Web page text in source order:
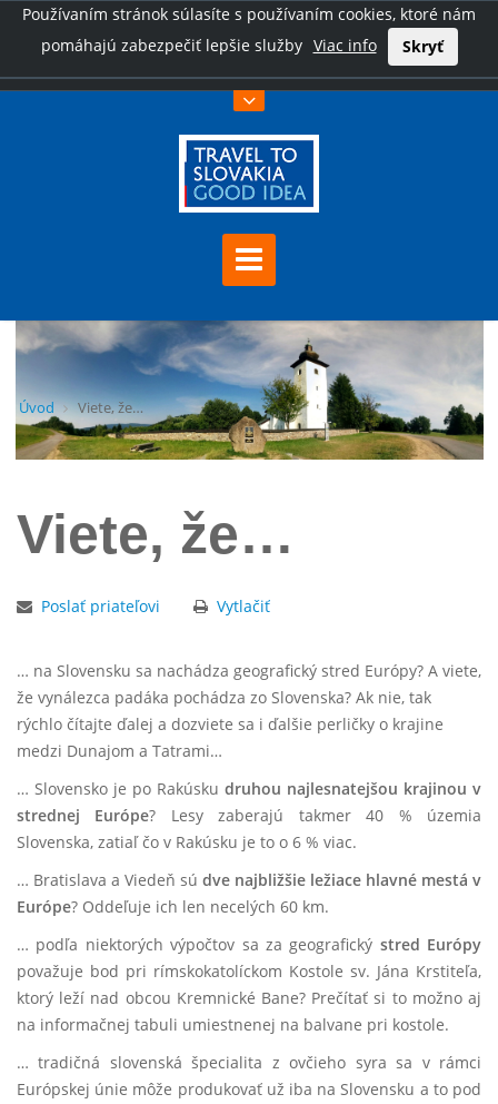
Používaním stránok súlasíte s používaním cookies, ktoré nám
pomáhajú zabezpečiť lepšie služby Viac info Skryť
Úvod Viete, že…
Viete, že…
Poslať priateľovi Vytlačiť
… na Slovensku sa nachádza geografický stred Európy? A viete,
že vynálezca padáka pochádza zo Slovenska? Ak nie, tak
rýchlo čítajte ďalej a dozviete sa i ďalšie perličky o krajine
medzi Dunajom a Tatrami…
… Slovensko je po Rakúsku druhou najlesnatejšou krajinou v
strednej Európe? Lesy zaberajú takmer 40 % územia
Slovenska, zatiaľ čo v Rakúsku je to o 6 % viac.
… Bratislava a Viedeň sú dve najbližšie ležiace hlavné mestá v
Európe? Oddeľuje ich len necelých 60 km.
… podľa niektorých výpočtov sa za geografický stred Európy
považuje bod pri rímskokatolíckom Kostole sv. Jána Krstiteľa,
ktorý leží nad obcou Kremnické Bane? Prečítať si to možno aj
na informačnej tabuli umiestnenej na balvane pri kostole.
… tradičná slovenská špecialita z ovčieho syra sa v rámci
Európskej únie môže produkovať už iba na Slovensku a to pod